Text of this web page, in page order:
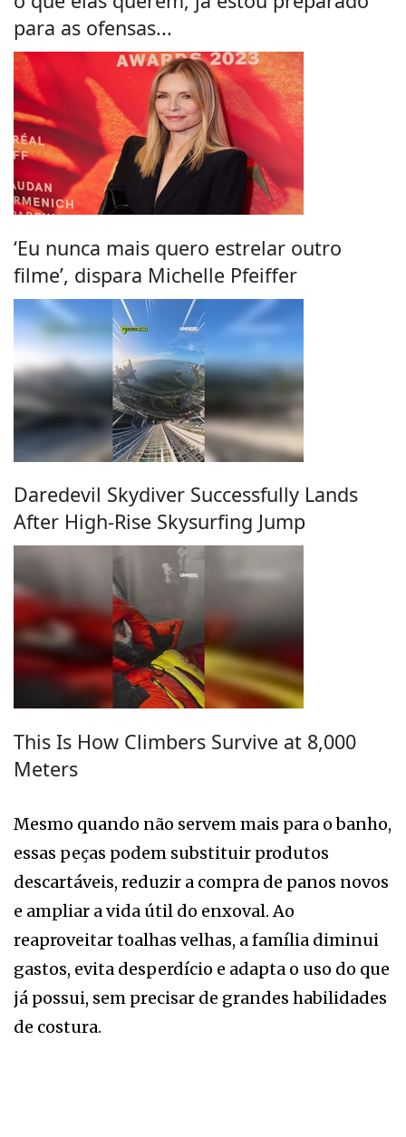
para as ofensas...
‘Eu nunca mais quero estrelar outro
filme’, dispara Michelle Pfeiffer
Daredevil Skydiver Successfully Lands
After High-Rise Skysurfing Jump
This Is How Climbers Survive at 8,000
Meters
Mesmo quando não servem mais para o banho,
essas peças podem substituir produtos
descartáveis, reduzir a compra de panos novos
e ampliar a vida útil do enxoval. Ao
reaproveitar toalhas velhas, a família diminui
gastos, evita desperdício e adapta o uso do que
já possui, sem precisar de grandes habilidades
de costura.